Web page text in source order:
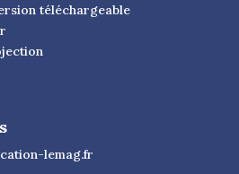
téléchargeable
lemag.fr